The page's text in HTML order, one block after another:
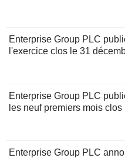
Enterprise Group PLC
l'exercice clos le 31
Enterprise Group PLC
les neuf premiers mois
Enterprise Group PLC